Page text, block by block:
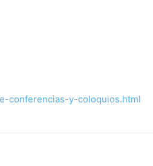
conferencias-y-coloquios.html